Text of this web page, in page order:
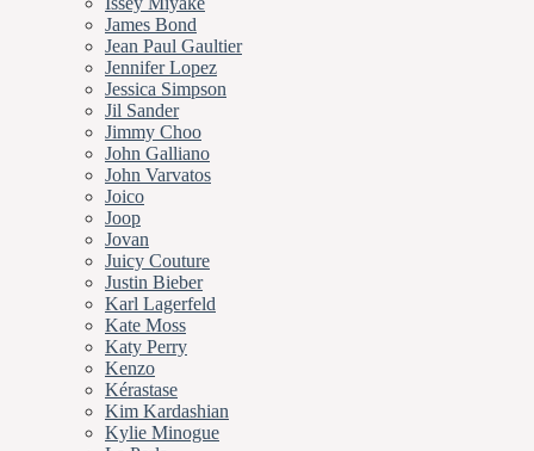
James Bond
Jean Paul Gaultier
Jennifer Lopez
Jessica Simpson
Jil Sander
Jimmy Choo
John Galliano
John Varvatos
Joico
Joop
Jovan
Juicy Couture
Justin Bieber
Karl Lagerfeld
Kate Moss
Katy Perry
Kenzo
Kérastase
Kim Kardashian
Kylie Minogue